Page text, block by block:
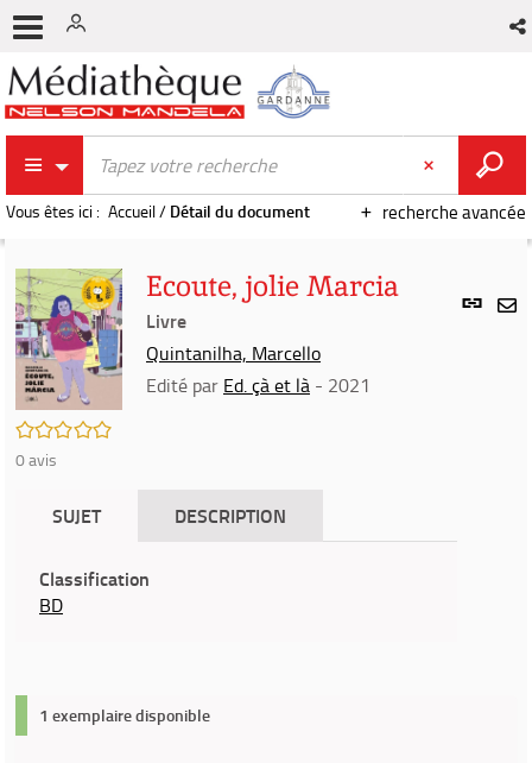
recherche avancée
Vous êtes ici : Accueil/ Détail du document
Lien
/5
0avis
Ecoute, jolie Marcia
Livre
Quintanilha, Marcello
Edité par Ed. çà et là - 2021
SUJET DESCRIPTION
Classification
BD
1 exemplaire disponible